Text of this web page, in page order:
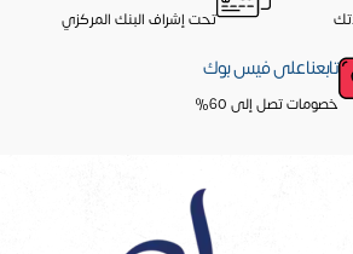
تحت إشراف البنك المركزي
تابعنا على فيس بوك
خصومات تصل إلى 60%